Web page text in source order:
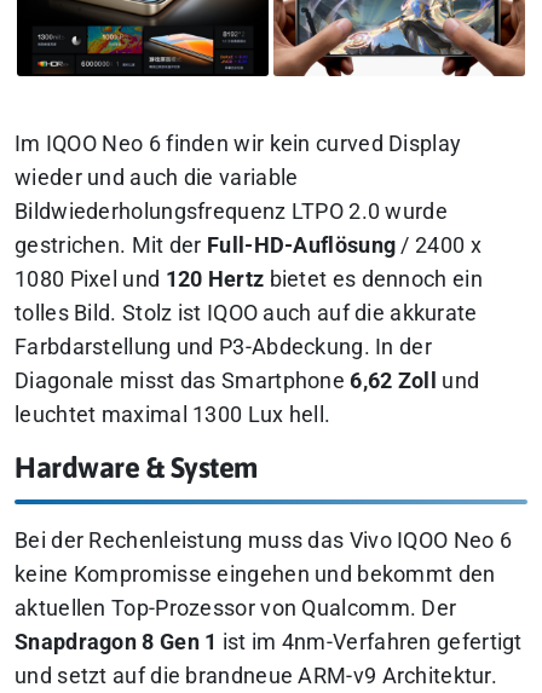
Im IQOO Neo 6 finden wir kein curved Display
wieder und auch die variable
Bildwiederholungsfrequenz LTPO 2.0 wurde
gestrichen. Mit der Full-HD-Auflösung / 2400 x
1080 Pixel und 120 Hertz bietet es dennoch ein
tolles Bild. Stolz ist IQOO auch auf die akkurate
Farbdarstellung und P3-Abdeckung. In der
Diagonale misst das Smartphone6,62 Zoll
und
leuchtet maximal 1300 Lux hell.
Hardware & System
Bei der Rechenleistung muss das Vivo IQOO Neo 6
keine Kompromisse eingehen und bekommt den
aktuellen Top-Prozessor von Qualcomm. Der
Snapdragon 8 Gen 1 ist im 4nm-Verfahren gefertigt
und setzt auf die brandneue ARM-v9 Architektur.